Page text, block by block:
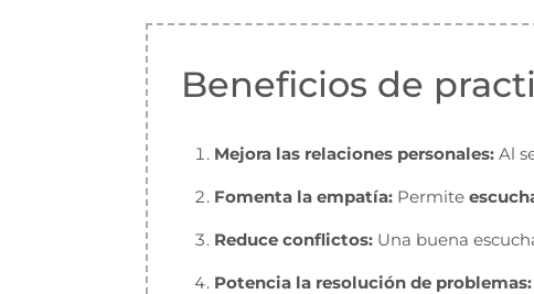
Beneficios de
Mejora las relaciones personales: Al
Fomenta la empatía: Permite
Reduce conflictos: Una buena
Potencia la resolución de problemas: